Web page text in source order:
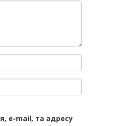
e-mail, та адресу